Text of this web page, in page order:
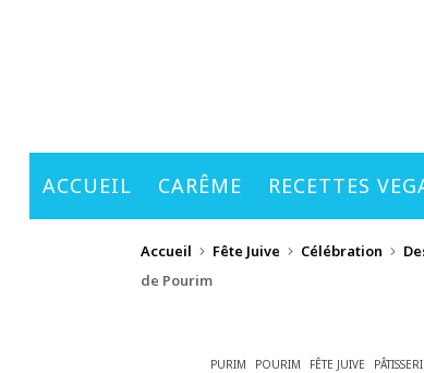
ACCUEIL CARÊME RECETTES
Accueil Fête Juive Célébration
de Pourim
PURIM POURIM FÊTE JUIVE